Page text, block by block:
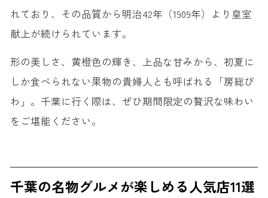
れており、その品質から明治42年（1909年）より皇室
献上が続けられています。
形の美しさ、黄橙色の輝き、上品な甘みから、初夏に
しか食べられない果物の貴婦人とも呼ばれる「房総び
わ」。千葉に行く際は、ぜひ期間限定の贅沢な味わい
をご堪能ください。
千葉の名物グルメが楽しめる人気店11選